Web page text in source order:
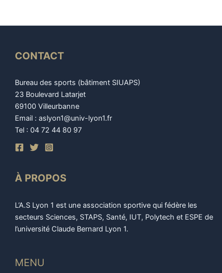
CONTACT
Bureau des sports (bâtiment SIUAPS)
23 Boulevard Latarjet
69100 Villeurbanne
Email : aslyon1@univ-lyon1.fr
Tel : 04 72 44 80 97
À PROPOS
L’A.S Lyon 1 est une association sportive qui fédère les
secteurs Sciences, STAPS, Santé, IUT, Polytech et ESPE de
l’université Claude Bernard Lyon 1.
MENU